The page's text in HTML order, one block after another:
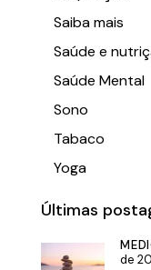
Saiba mais
Saúde e
Saúde Mental
Sono
Tabaco
Yoga
Últimas
de